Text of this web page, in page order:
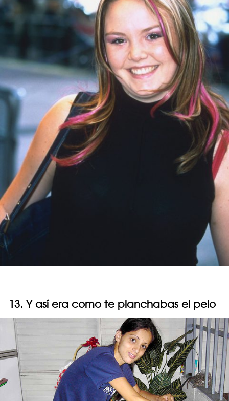
13. Y así era como te planchabas el pelo